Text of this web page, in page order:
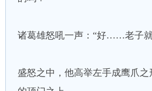
诸葛雄怒吼一声：“好……老子
盛怒之中，他高举左手成鹰爪